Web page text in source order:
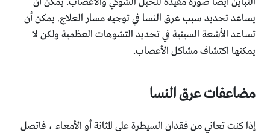
يساعد تحديد سبب عرق النسا في توجيه مسار العلاج. يمكن أن
تساعد الأشعة السينية في تحديد التشوهات العظمية ولكن لا
يمكنها اكتشاف مشاكل الأعصاب.
مضاعفات عرق النسا
إذا كنت تعاني من فقدان السيطرة على المثانة أو الأمعاء ، فاتصل